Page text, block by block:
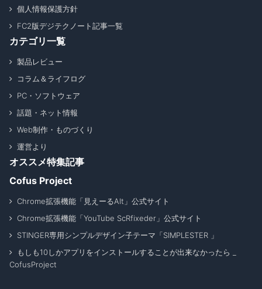
個人情報保護方針
FC2版デジテクノート記事一覧
カテゴリ一覧
製品レビュー
コラム＆ライフログ
PC・ソフトウェア
話題・ネット情報
Web制作・ものづくり
運営より
オススメ特集記事
Cofus Project
Chrome拡張機能「見えーるAlt」公式サイト
Chrome拡張機能「YouTube ScRfixeder」公式サイト
STINGER専用シンプルデザイン子テーマ「SIMPLESTER 」
もしも10しかアプリをインストールすることが出来なかったら _
CofusProject